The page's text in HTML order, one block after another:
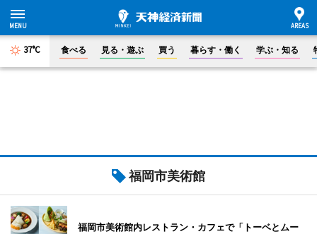
37°C 食べる 見る・遊ぶ 買う 暮らす・働く 学ぶ・知る
福岡市美術館
福岡市美術館内レストラン・カフェで「トーベとムー